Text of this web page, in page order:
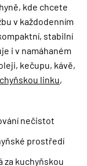
kde chcete
v každodenním
stabilní
i v namáhaném
kečupu, kávě,
linku,
nečistot
prostředí
za kuchyňskou